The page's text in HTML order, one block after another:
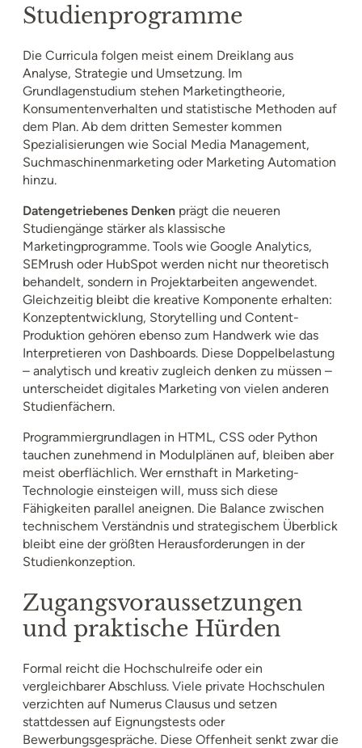
Studienprogramme
Die Curricula folgen meist einem Dreiklang aus
Analyse, Strategie und Umsetzung. Im
Grundlagenstudium stehen Marketingtheorie,
Konsumentenverhalten und statistische Methoden auf
dem Plan. Ab dem dritten Semester kommen
Spezialisierungen wie Social Media Management,
Suchmaschinenmarketing oder Marketing Automation
hinzu.
Datengetriebenes Denken prägt die neueren
Studiengänge stärker als klassische
Marketingprogramme. Tools wie Google Analytics,
SEMrush oder HubSpot werden nicht nur theoretisch
behandelt, sondern in Projektarbeiten angewendet.
Gleichzeitig bleibt die kreative Komponente erhalten:
Konzeptentwicklung, Storytelling und Content-
Produktion gehören ebenso zum Handwerk wie das
Interpretieren von Dashboards. Diese Doppelbelastung
– analytisch und kreativ zugleich denken zu müssen –
unterscheidet digitales Marketing von vielen anderen
Studienfächern.
Programmiergrundlagen in HTML, CSS oder Python
tauchen zunehmend in Modulplänen auf, bleiben aber
meist oberflächlich. Wer ernsthaft in Marketing-
Technologie einsteigen will, muss sich diese
Fähigkeiten parallel aneignen. Die Balance zwischen
technischem Verständnis und strategischem Überblick
bleibt eine der größten Herausforderungen in der
Studienkonzeption.
Zugangsvoraussetzungen
und praktische Hürden
Formal reicht die Hochschulreife oder ein
vergleichbarer Abschluss. Viele private Hochschulen
verzichten auf Numerus Clausus und setzen
stattdessen auf Eignungstests oder
Bewerbungsgespräche. Diese Offenheit senkt zwar die